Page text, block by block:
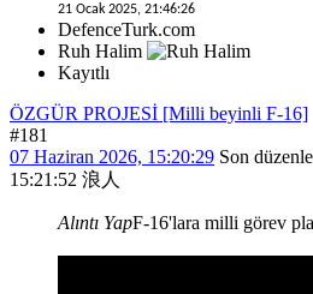
21 Ocak 2025, 21:46:26
DefenceTurk.com
Ruh Halim
Kayıtlı
ÖZGÜR PROJESİ [Milli beyinli F-16]
#181
07 Haziran 2026, 15:20:29 Son
15:21:52 浪人
Alıntı YapF-16'lara milli görev